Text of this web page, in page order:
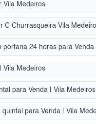
Vila Medeiros
Vila Medeiros
para Venda | Vila Medeiros